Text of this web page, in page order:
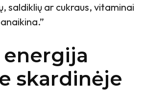
saldiklių ar cukraus, vitaminai
skardinėje